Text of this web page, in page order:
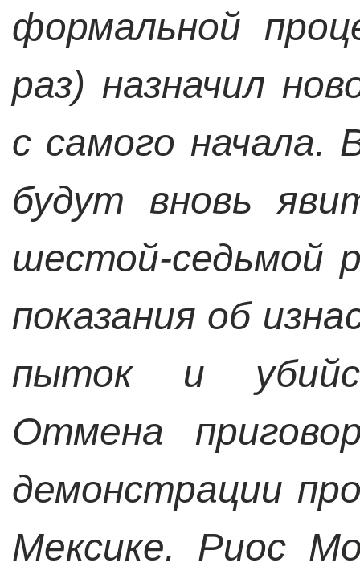
формальной
раз) назначил
с самого начала.
будут вновь
шестой-седьмой
показания об
пыток и
Отмена
демонстрации
Мексике. Риос